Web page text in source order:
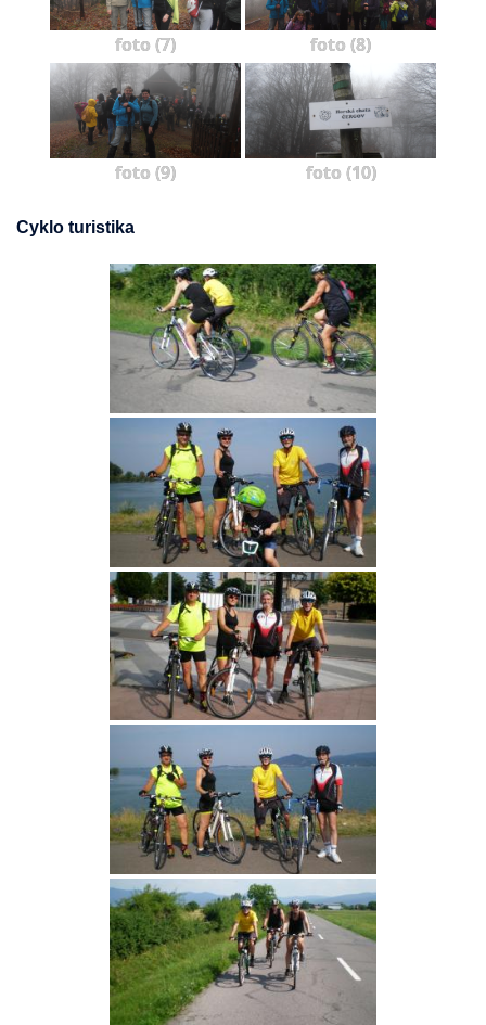
foto (7) foto (8)
foto (9) foto (10)
Cyklo turistika